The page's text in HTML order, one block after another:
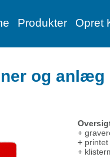
Produkter Opret
og anlæg
+
+ printet
+